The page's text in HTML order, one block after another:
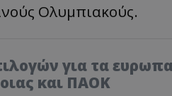
Ολυμπιακούς.
για τα
και ΠΑΟΚ